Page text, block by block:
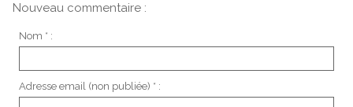
Nouveau commentaire :
Nom * :
Adresse email (non publiée) * :